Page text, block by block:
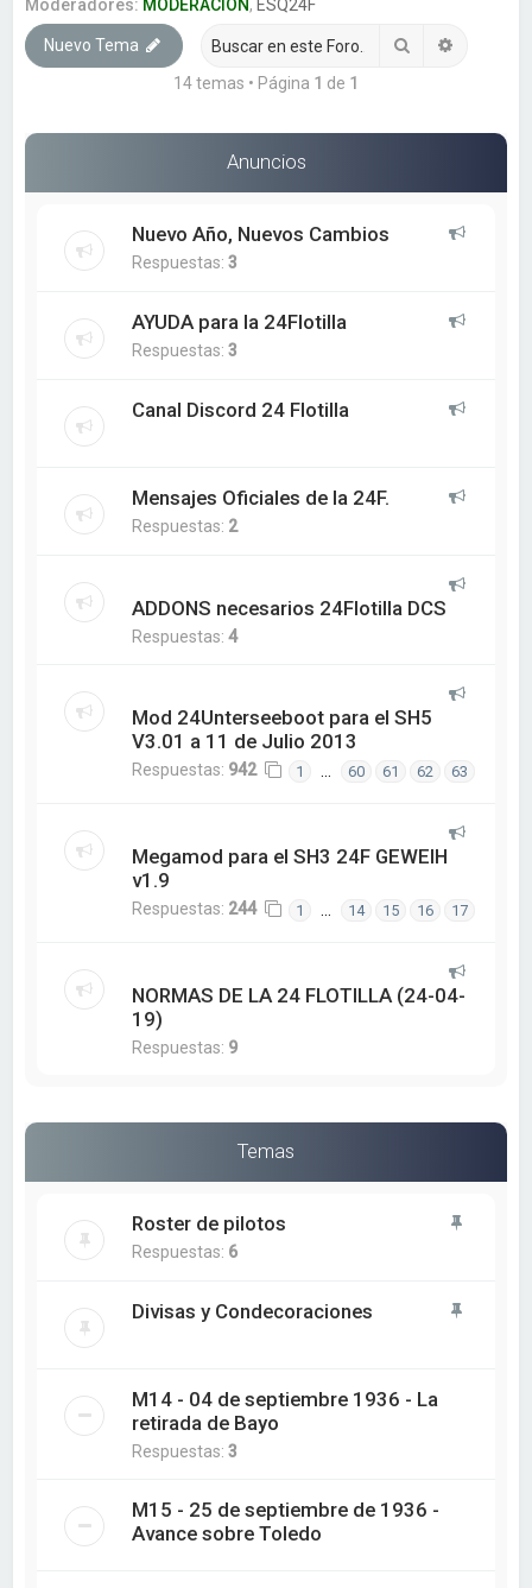
Moderadores: MODERACION, ESQ24F
Nuevo Tema Buscar
14 temas • Página 1 de 1
Anuncios
Nuevo Año, Nuevos Cambios
Respuestas:3
AYUDA para la 24Flotilla
Respuestas:3
Canal Discord 24 Flotilla
Mensajes Oficiales de la 24F.
Respuestas: 2
ADDONS necesarios 24Flotilla DCS
Respuestas:4
Mod 24Unterseeboot para el SH5
V3.01 a 11 de Julio 2013
Respuestas: 942 1 … 60 61 62 63
Megamod para el SH3 24F GEWEIH
v1.9
Respuestas: 244 1 … 14 15 16 17
NORMAS DE LA 24 FLOTILLA (24-04-
19)
Respuestas: 9
Temas
Roster de pilotos
Respuestas: 6
Divisas y Condecoraciones
M14 - 04 de septiembre 1936 - La
retirada de Bayo
Respuestas:3
M15 - 25 de septiembre de 1936 -
Avance sobre Toledo